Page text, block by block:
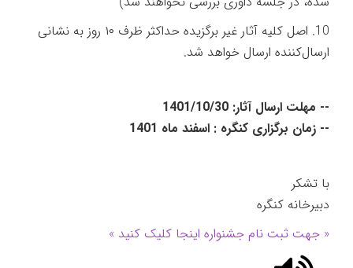
10. اصل کلیه آثار غیر برگزیده حداکثر ظرف ۱۰ روز به نشانی
ارسال‌کننده ارسال خواهد شد.
-- مهلت ارسال آثار: 1401/10/30
-- زمان برگزاری کنگره : اسفند ماه 1401
با تشکر
دبیرخانه کنگره
« جهت ثبت نام جشنواره اینجا کلیک کنید »